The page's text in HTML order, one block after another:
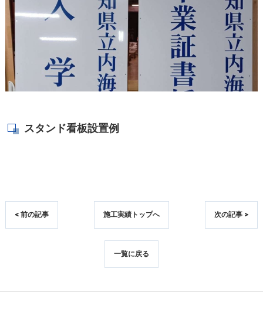
スタンド看板設置例
< 前の記事 施工実績トップへ 次の記事 >
一覧に戻る